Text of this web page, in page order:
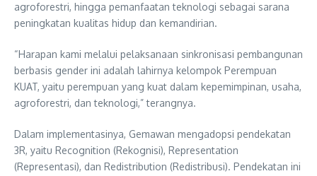
agroforestri, hingga pemanfaatan teknologi sebagai sarana
peningkatan kualitas hidup dan kemandirian.
“Harapan kami melalui pelaksanaan sinkronisasi pembangunan
berbasis gender ini adalah lahirnya kelompok Perempuan
KUAT, yaitu perempuan yang kuat dalam kepemimpinan, usaha,
agroforestri, dan teknologi,” terangnya.
Dalam implementasinya, Gemawan mengadopsi pendekatan
3R, yaitu Recognition (Rekognisi), Representation
(Representasi), dan Redistribution (Redistribusi). Pendekatan ini